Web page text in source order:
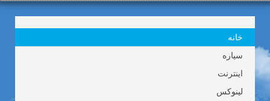
خانه
سیاره
اینترنت
لینوکس